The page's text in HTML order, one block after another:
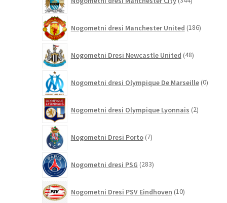
izdelkov
Nogometni dresi Manchester United 186izdelkov
Nogometni Dresi Newcastle United 48izdelkov
Nogometni dresi Olympique De Marseille 0
Nogometni dresi Olympique Lyonnais 2izdelka
Nogometni Dresi Porto 7izdelkov
Nogometni dresi PSG 283izdelkov
Nogometni Dresi PSV Eindhoven 10izdelkov